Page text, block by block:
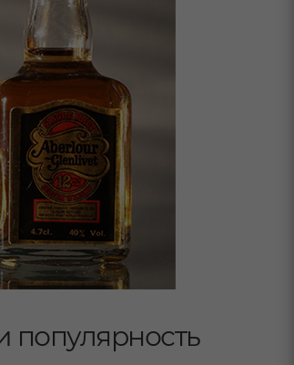
популярность